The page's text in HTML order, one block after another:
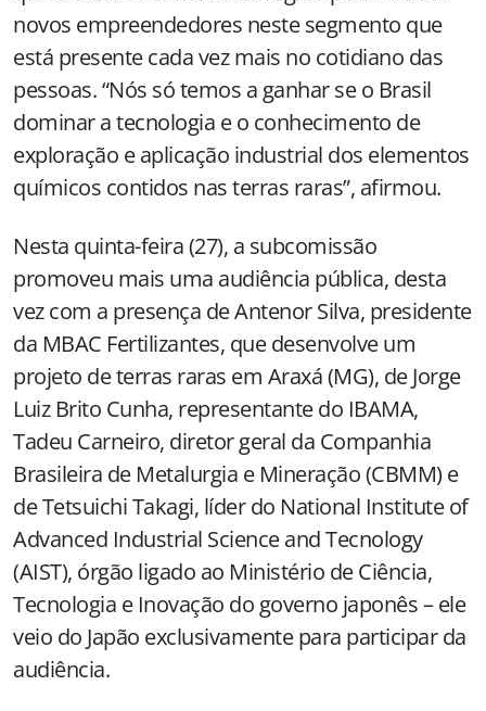
novos empreendedores neste segmento que
está presente cada vez mais no cotidiano das
pessoas. “Nós só temos a ganhar se o Brasil
dominar a tecnologia e o conhecimento de
exploração e aplicação industrial dos elementos
químicos contidos nas terras raras”, afirmou.
Nesta quinta-feira (27), a subcomissão
promoveu mais uma audiência pública, desta
vez com a presença de Antenor Silva, presidente
da MBAC Fertilizantes, que desenvolve um
projeto de terras raras em Araxá (MG), de Jorge
Luiz Brito Cunha, representante do IBAMA,
Tadeu Carneiro, diretor geral da Companhia
Brasileira de Metalurgia e Mineração (CBMM) e
de Tetsuichi Takagi, líder do National Institute of
Advanced Industrial Science and Tecnology
(AIST), órgão ligado ao Ministério de Ciência,
Tecnologia e Inovação do governo japonês – ele
veio do Japão exclusivamente para participar da
audiência.